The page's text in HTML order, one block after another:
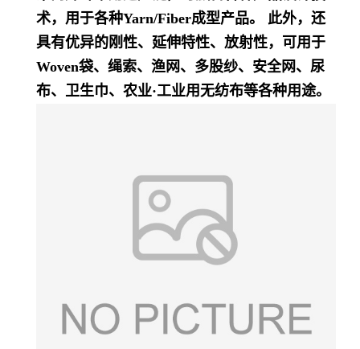
术，用于各种Yarn/Fiber成型产品。 此外，还
具有优异的刚性、延伸特性、放射性，可用于
Woven袋、绳索、渔网、多股纱、安全网、尿
布、卫生巾、农业·工业用无纺布等各种用途。